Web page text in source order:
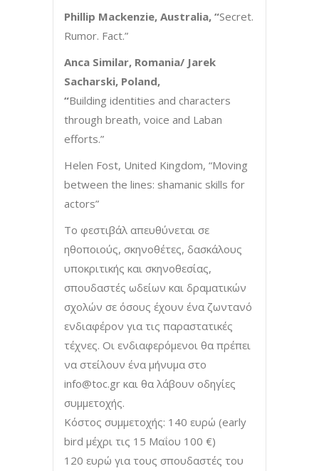
Phillip Mackenzie, Australia, “Secret.
Rumor. Fact.”
Anca Similar, Romania/ Jarek
Sacharski, Poland,
“Building identities and characters
through breath, voice and Laban
efforts.”
Helen Fost, United Kingdom, “Moving
between the lines: shamanic skills for
actors”
Το φεστιβάλ απευθύνεται σε
ηθοποιούς, σκηνοθέτες, δασκάλους
υποκριτικής και σκηνοθεσίας,
σπουδαστές ωδείων και δραματικών
σχολών σε όσους έχουν ένα ζωντανό
ενδιαφέρον για τις παραστατικές
τέχνες. Οι ενδιαφερόμενοι θα πρέπει
να στείλουν ένα μήνυμα στο
info@toc.gr και θα λάβουν οδηγίες
συμμετοχής.
Κόστος συμμετοχής: 140 ευρώ (early
bird μέχρι τις 15 Μαΐου 100 €)
120 ευρώ για τους σπουδαστές του